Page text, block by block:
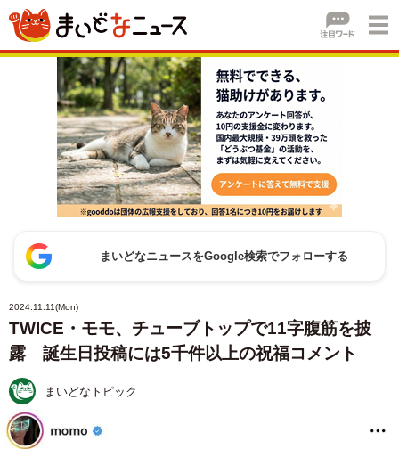
まいどなニュースをGoogle検索でフォローする
2024.11.11(Mon)
TWICE・モモ、チューブトップで11字腹筋を披
露 誕生日投稿には5千件以上の祝福コメント
まいどなトピック